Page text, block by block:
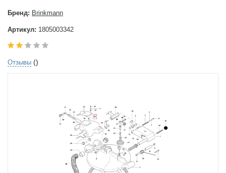
Бренд: Brinkmann
Артикул: 1805003342
Отзывы ()